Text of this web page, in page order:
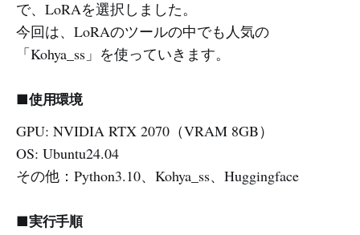
で、LoRAを選択しました。
今回は、LoRAのツールの中でも人気の
「Kohya_ss」を使っていきます。
■使用環境
GPU: NVIDIA RTX 2070（VRAM 8GB）
OS: Ubuntu24.04
その他：Python3.10、Kohya_ss、Huggingface
■実行手順